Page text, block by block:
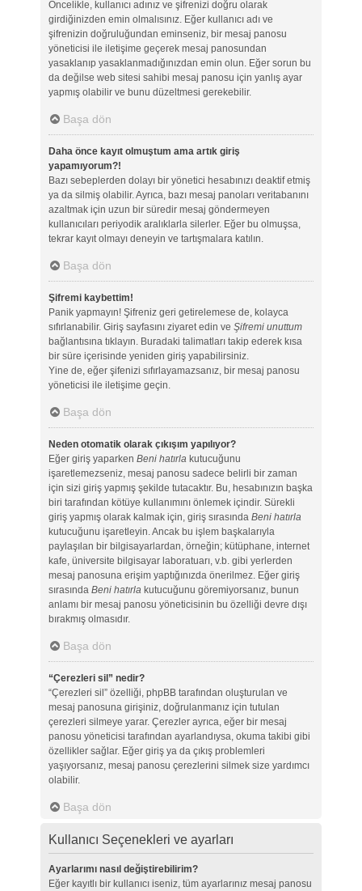
Öncelikle, kullanıcı adınız ve şifrenizi doğru olarak
girdiğinizden emin olmalısınız. Eğer kullanıcı adı ve
şifrenizin doğruluğundan eminseniz, bir mesaj panosu
yöneticisi ile iletişime geçerek mesaj panosundan
yasaklanıp yasaklanmadığınızdan emin olun. Eğer sorun bu
da değilse web sitesi sahibi mesaj panosu için yanlış ayar
yapmış olabilir ve bunu düzeltmesi gerekebilir.
Başa dön
Daha önce kayıt olmuştum ama artık giriş
yapamıyorum?!
Bazı sebeplerden dolayı bir yönetici hesabınızı deaktif etmiş
ya da silmiş olabilir. Ayrıca, bazı mesaj panoları veritabanını
azaltmak için uzun bir süredir mesaj göndermeyen
kullanıcıları periyodik aralıklarla silerler. Eğer bu olmuşsa,
tekrar kayıt olmayı deneyin ve tartışmalara katılın.
Başa dön
Şifremi kaybettim!
Panik yapmayın! Şifreniz geri getirelemese de, kolayca
sıfırlanabilir. Giriş sayfasını ziyaret edin ve Şifremi unuttum
bağlantısına tıklayın. Buradaki talimatları takip ederek kısa
bir süre içerisinde yeniden giriş yapabilirsiniz.
Yine de, eğer şifenizi sıfırlayamazsanız, bir mesaj panosu
yöneticisi ile iletişime geçin.
Başa dön
Neden otomatik olarak çıkışım yapılıyor?
Eğer giriş yaparken Beni hatırlakutucuğunu
işaretlemezseniz, mesaj panosu sadece belirli bir zaman
için sizi giriş yapmış şekilde tutacaktır. Bu, hesabınızın başka
biri tarafından kötüye kullanımını önlemek içindir. Sürekli
giriş yapmış olarak kalmak için, giriş sırasında Beni hatırla
kutucuğunu işaretleyin. Ancak bu işlem başkalarıyla
paylaşılan bir bilgisayarlardan, örneğin; kütüphane, internet
kafe, üniversite bilgisayar laboratuarı, v.b. gibi yerlerden
mesaj panosuna erişim yaptığınızda önerilmez. Eğer giriş
sırasında Beni hatırlakutucuğunu göremiyorsanız, bunun
anlamı bir mesaj panosu yöneticisinin bu özelliği devre dışı
bırakmış olmasıdır.
Başa dön
“Çerezleri sil” nedir?
“Çerezleri sil” özelliği, phpBB tarafından oluşturulan ve
mesaj panosuna girişiniz, doğrulanmanız için tutulan
çerezleri silmeye yarar. Çerezler ayrıca, eğer bir mesaj
panosu yöneticisi tarafından ayarlandıysa, okuma takibi gibi
özellikler sağlar. Eğer giriş ya da çıkış problemleri
yaşıyorsanız, mesaj panosu çerezlerini silmek size yardımcı
olabilir.
Başa dön
Kullanıcı Seçenekleri ve ayarları
Ayarlarımı nasıl değiştirebilirim?
Eğer kayıtlı bir kullanıcı iseniz, tüm ayarlarınız mesaj panosu